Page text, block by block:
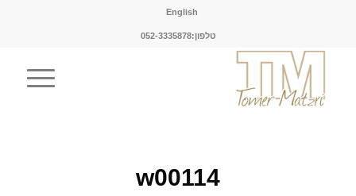
English
טלפון:052-3335878
w00114